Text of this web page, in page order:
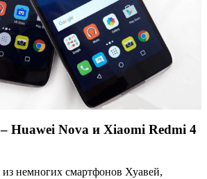
Huawei Nova и Xiaomi Redmi 4
немногих смартфонов Хуавей,